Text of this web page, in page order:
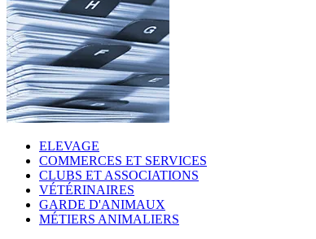
ELEVAGE
COMMERCES ET SERVICES
CLUBS ET ASSOCIATIONS
VÉTÉRINAIRES
GARDE D'ANIMAUX
MÉTIERS ANIMALIERS